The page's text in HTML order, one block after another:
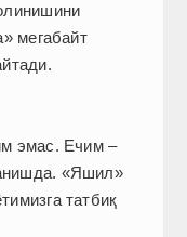
мегабайт
эмас. Ечим –
«Яшил»
татбиқ